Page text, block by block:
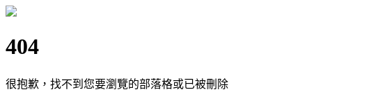
404
很抱歉，找不到您要瀏覽的部落格或已被刪除